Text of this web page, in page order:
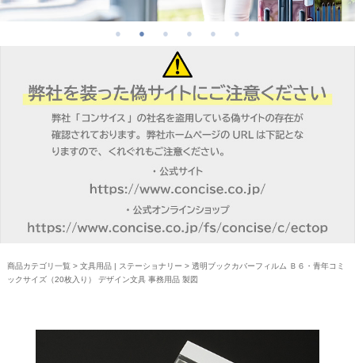
商品カテゴリ一覧 > 文具用品 | ステーショナリー > 透明ブックカバーフィルム Ｂ６・青年コミ
ックサイズ（20枚入り） デザイン文具 事務用品 製図